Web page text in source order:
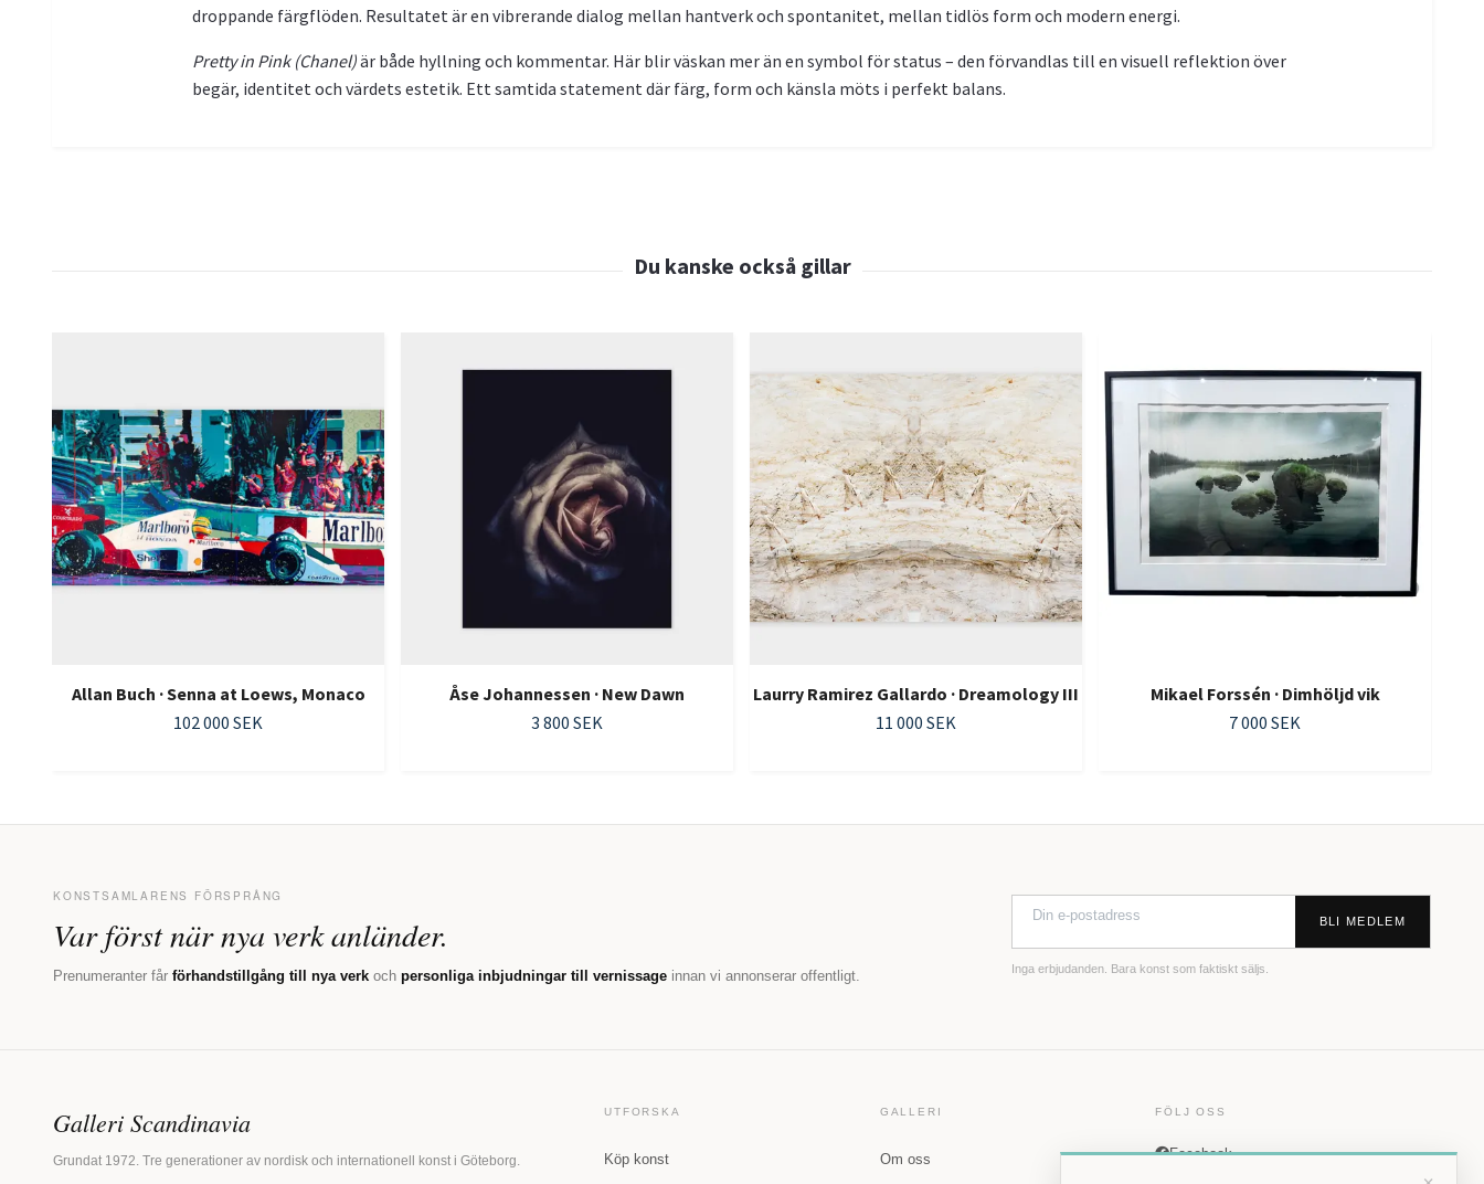
droppande färgflöden. Resultatet är en vibrerande dialog mellan hantverk och spontanitet, mellan tidlös form och modern energi.
Pretty in Pink (Chanel)är både hyllning och kommentar. Här blir väskan mer än en symbol för status – den förvandlas till en visuell reflektion över
begär, identitet och värdets estetik. Ett samtida statement där färg, form och känsla möts i perfekt balans.
Allan Buch · Senna at Loews, Monaco
102 000 SEK
Åse Johannessen · New Dawn
3 800 SEK
Laurry Ramirez Gallardo · Dreamology III
11 000 SEK
Mikael Forssén · Dimhöljd vik
7 000 SEK
KONSTSAMLARENS FÖRSPRÅNG
Var först när nya verk anländer.
Prenumeranter får förhandstillgång till nya verk och personliga inbjudningar till vernissage innan vi annonserar offentligt.
BLI MEDLEM
Inga erbjudanden. Bara konst som faktiskt säljs.
Galleri Scandinavia
Grundat 1972. Tre generationer av nordisk och internationell konst i Göteborg.
UTFORSKA
Köp konst
GALLERI
Om oss
FÖLJ OSS
Facebook